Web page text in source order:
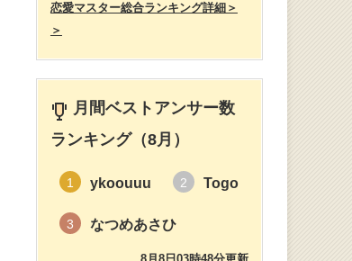
恋愛マスター総合ランキング詳細＞
＞
月間ベストアンサー数
ランキング（8月）
1 ykoouuu 2 Togo
3 なつめあさひ